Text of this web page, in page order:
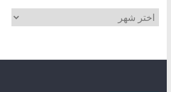
الأرشيف